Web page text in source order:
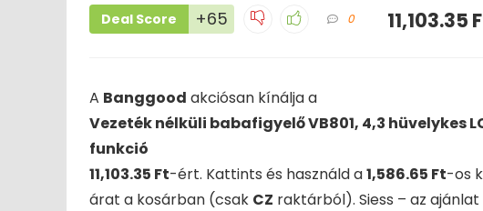
Deal Score +65 0 11,103.35
A Banggood akciósan kínálja a
Vezeték nélküli babafigyelő VB801, 4,3 hüvelykes
funkció
11,103.35 Ft-ért. Kattints és használd a1,586.65 Ft-os
árat a kosárban (csak CZ raktárból). Siess – az ajánlat